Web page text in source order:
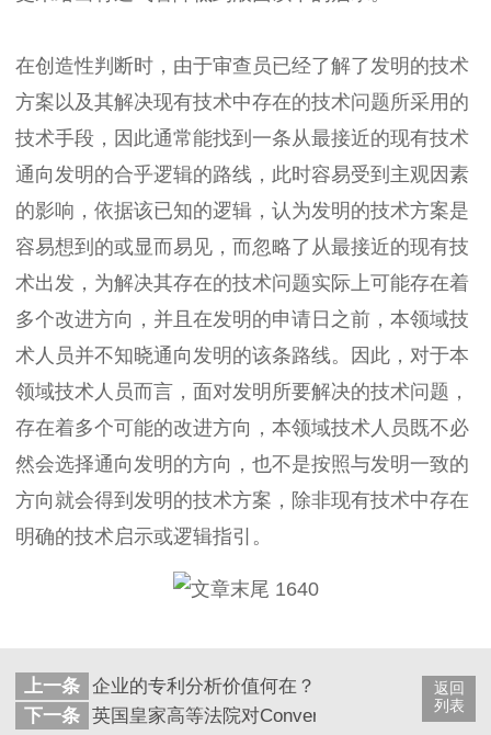
在创造性判断时，由于审查员已经了解了发明的技术
方案以及其解决现有技术中存在的技术问题所采用的
技术手段，因此通常能找到一条从最接近的现有技术
通向发明的合乎逻辑的路线，此时容易受到主观因素
的影响，依据该已知的逻辑，认为发明的技术方案是
容易想到的或显而易见，而忽略了从最接近的现有技
术出发，为解决其存在的技术问题实际上可能存在着
多个改进方向，并且在发明的申请日之前，本领域技
术人员并不知晓通向发明的该条路线。因此，对于本
领域技术人员而言，面对发明所要解决的技术问题，
存在着多个可能的改进方向，本领域技术人员既不必
然会选择通向发明的方向，也不是按照与发明一致的
方向就会得到发明的技术方案，除非现有技术中存在
明确的技术启示或逻辑指引。
返回
列表
上一条 企业的专利分析价值何在？
下一条 英国皇家高等法院对Conversant诉华为和中兴